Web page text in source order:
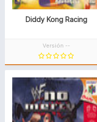
Diddy Kong Racing
Versión --